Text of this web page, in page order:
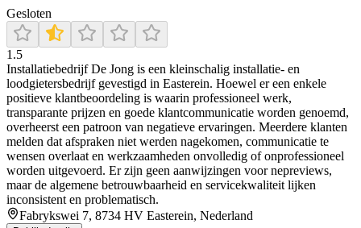
Gesloten
1.5
Installatiebedrijf De Jong is een kleinschalig installatie- en
loodgietersbedrijf gevestigd in Easterein. Hoewel er een enkele
positieve klantbeoordeling is waarin professioneel werk,
transparante prijzen en goede klantcommunicatie worden genoemd,
overheerst een patroon van negatieve ervaringen. Meerdere klanten
melden dat afspraken niet werden nagekomen, communicatie te
wensen overlaat en werkzaamheden onvolledig of onprofessioneel
worden uitgevoerd. Er zijn geen aanwijzingen voor nepreviews,
maar de algemene betrouwbaarheid en servicekwaliteit lijken
inconsistent en problematisch.
Fabrykswei 7, 8734 HV Easterein, Nederland